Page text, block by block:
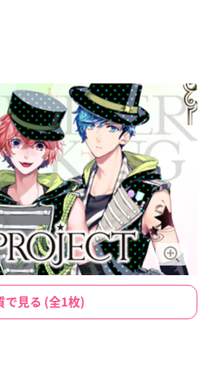
で見る (全1枚)